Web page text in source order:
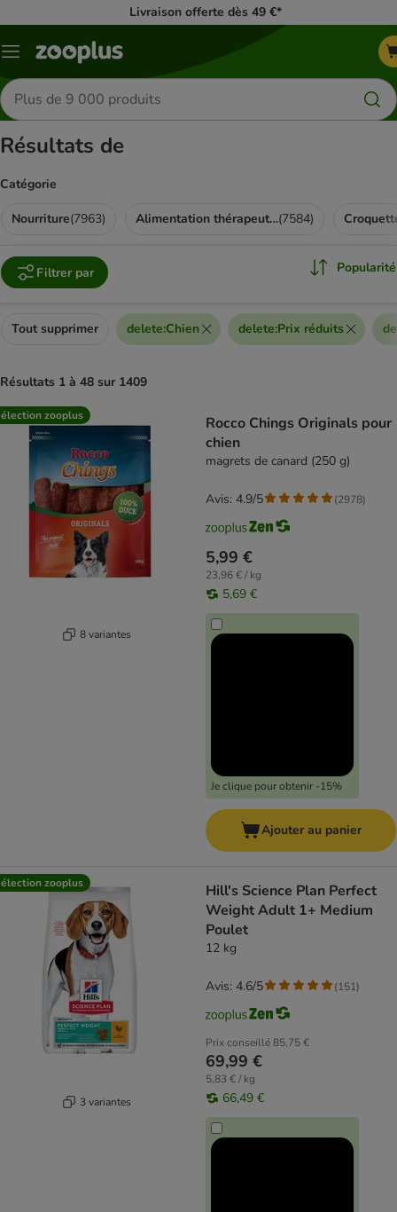
Livraison offerte dès 49 €*
Menu
Rechercher
des
produits
Résultats de
Catégorie
Nourriture(7963) Alimentation thérapeutique(7584)
Filtrer par Popularité
Tout supprimer delete:Chien delete:Prix réduits
Résultats 1 à 48 sur 1409
product items have been changed
zooplus
8 variantes
Rocco Chings Originals pour
chien
magrets de canard (250 g)
5,99 €
23,96 € / kg
5,69 €
Je clique pour obtenir -15%
Avis: 4.9/5 (2978)
Ajouter au panier
zooplus
3 variantes
Hill's Science Plan Perfect
Weight Adult 1+ Medium
Poulet
12 kg
Prix conseillé85,75 €
69,99 €
5,83 € / kg
66,49 €
Avis: 4.6/5 (151)